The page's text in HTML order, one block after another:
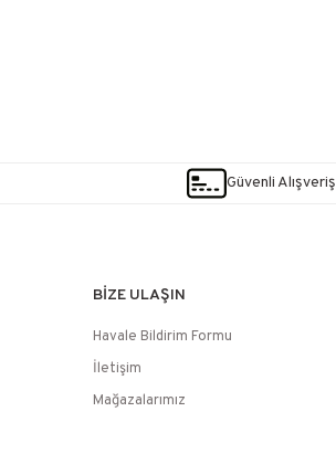
Güvenli Alışveriş
BİZE ULAŞIN
Havale Bildirim Formu
İletişim
Mağazalarımız